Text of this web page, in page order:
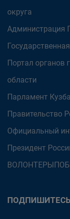
округа
Администрация
Портал органов
области
Парламент
Правительство
Официальный
Президент